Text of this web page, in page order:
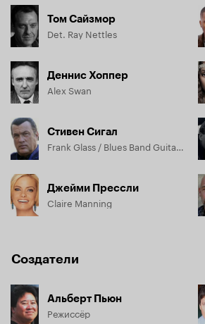
Том Сайзмор
Det. Ray Nettles
Деннис Хоппер
Alex Swan
Стивен Сигал
Джейми Прессли
Claire Manning
Создатели
Альберт Пьюн
Режиссёр